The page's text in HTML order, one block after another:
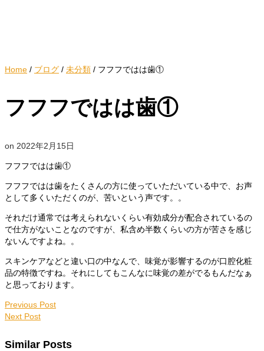
Home / ブログ / 未分類 / フフフではは歯①
フフフではは歯①
on 2022年2月15日
フフフではは歯①
フフフではは歯をたくさんの方に使っていただいている中で、お声
として多くいただくのが、苦いという声です。。
それだけ通常では考えられないくらい有効成分が配合されているの
で仕方がないことなのですが、私含め半数くらいの方が苦さを感じ
ないんですよね。。
スキンケアなどと違い口の中なんで、味覚が影響するのが口腔化粧
品の特徴ですね。それにしてもこんなに味覚の差がでるもんだなぁ
と思っております。
Previous Post
Next Post
Similar Posts